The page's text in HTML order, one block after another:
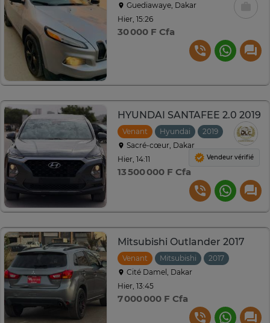
Guediawaye, Dakar
Hier, 15:26
30 000 F Cfa
HYUNDAI SANTAFEE 2.0 2019
Venant Hyundai 2019
Sacré-cœur, Dakar
Hier, 14:11
13 500 000 F Cfa
Vendeur vérifié
Mitsubishi Outlander 2017
Venant Mitsubishi 2017
Cité Damel, Dakar
Hier, 13:45
7 000 000 F Cfa